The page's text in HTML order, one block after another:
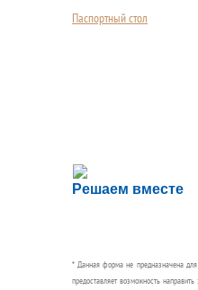
Паспортный стол
Решаем вместе
Сложности с
Сообщите об этом
* Данная форма не предназначена
предоставляет возможность